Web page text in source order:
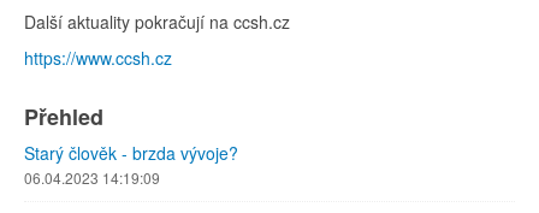
Další aktuality pokračují na ccsh.cz
https://www.ccsh.cz
Přehled
Starý člověk - brzda vývoje?
06.04.2023 14:19:09